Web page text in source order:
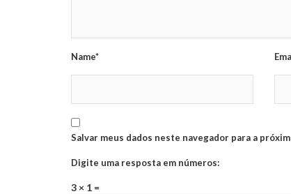
Name*
Salvar meus dados neste navegador para a
Digite uma resposta em números:
3 × 1 =